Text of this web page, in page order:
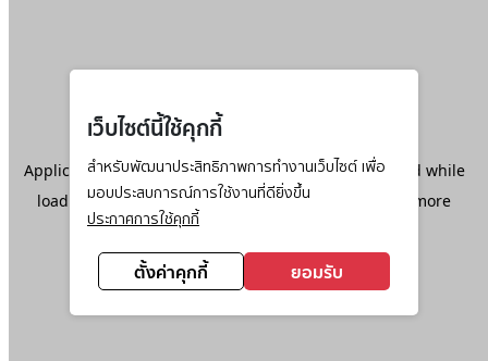
เว็บไซต์นี้ใช้คุกกี้
สำหรับพัฒนาประสิทธิภาพการทำงานเว็บไซต์ เพื่อ
มอบประสบการณ์การใช้งานที่ดียิ่งขึ้น
ประกาศการใช้คุกกี้
ตั้งค่าคุกกี้ ยอมรับ
Application error: aclient-side exception has occurred while
loadingwww.ktc.co.th(see the browser console
for more
information).